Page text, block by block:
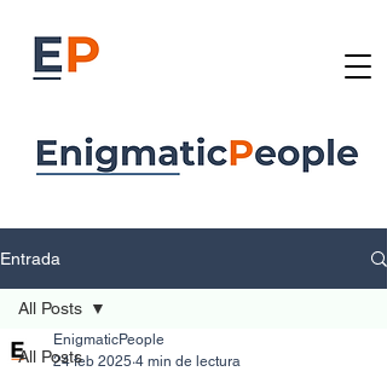
Entrada
All Posts
All Posts
EnigmaticPeople
24 feb 2025 4 min de lectura